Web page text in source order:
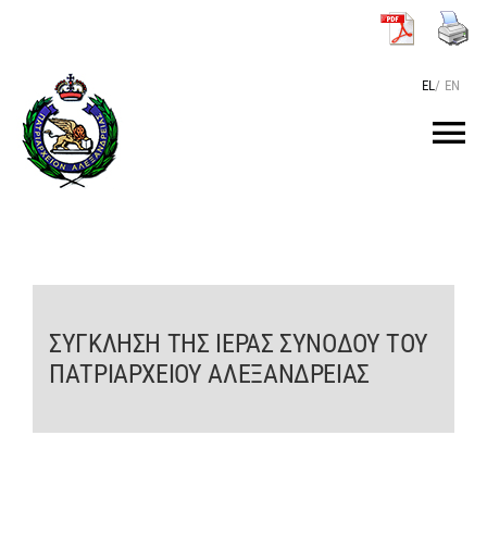
EL/ EN
THE PATRIARCH
THE PATRIARCHATE
TEXTS
ΣΥΓΚΛΗΣΗ ΤΗΣ ΙΕΡΑΣ ΣΥΝΟΔΟΥ ΤΟΥ
ΠΑΤΡΙΑΡΧΕΙΟΥ ΑΛΕΞΑΝΔΡΕΙΑΣ